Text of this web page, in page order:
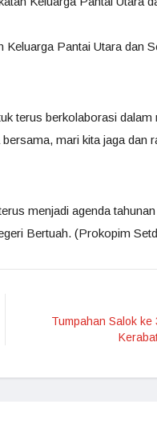
Pantai Utara dan
terus berkolaborasi dalam
mari kita jaga dan
menjadi agenda
Bertuah. (Prokopim
Tumpahan Salok